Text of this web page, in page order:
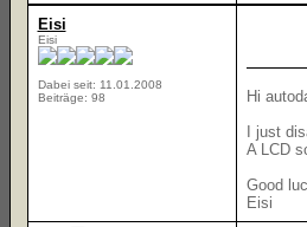
Eisi
Eisi
Dabei seit: 11.01.2008
Beiträge: 98
Hi
I just
A LCD
Good
Eisi